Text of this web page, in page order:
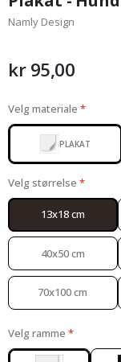
begynnelsen
av
Namly Design
kr 95,00
Velg materiale
PLAKAT
Velg størrelse
13x18 cm
40x50 cm
70x100 cm
Velg ramme